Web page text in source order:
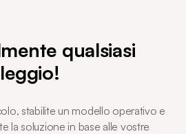
qualsiasi
stabilite un modello operativo e
la soluzione in base alle vostre